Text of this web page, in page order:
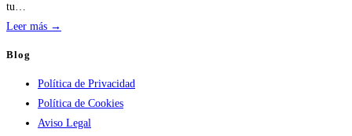
tu…
Leer más →
por
ciudad:
disponibilidad
Blog
Política de Privacidad
Política de Cookies
Aviso Legal